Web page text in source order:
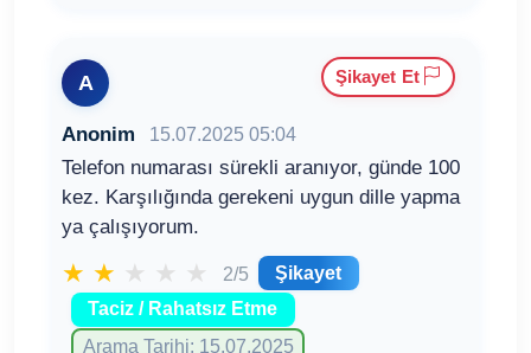
A
Anonim 15.07.2025 05:04
Telefon numarası sürekli aranıyor, günde 100
kez. Karşılığında gerekeni uygun dille yapma
ya çalışıyorum.
★ ★ ★ ★ ★ 2/5
Şikayet
Taciz / Rahatsız Etme
Arama Tarihi: 15.07.2025
Şikayet Et